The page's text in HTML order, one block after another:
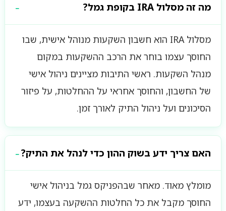
מה זה מסלול IRA בקופת גמל?
מסלול IRA הוא חשבון השקעות מנוהל אישית, שבו
החוסך עצמו בוחר את הרכב ההשקעות במקום
מנהל השקעות. ראשי התיבות מציינים ניהול אישי
של החשבון, והחוסך אחראי על ההחלטות, על פיזור
הסיכונים ועל ניהול התיק לאורך זמן.
האם צריך ידע בשוק ההון כדי לנהל את התיק?
מומלץ מאוד. מאחר שבהפניקס גמל בניהול אישי
החוסך מקבל את כל החלטות ההשקעה בעצמו, ידע